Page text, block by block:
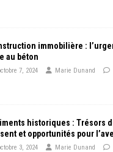
immobilière :
au béton
7, 2024 Marie Dunand
historiques : Trésors
et opportunités pour
3, 2024 Marie Dunand